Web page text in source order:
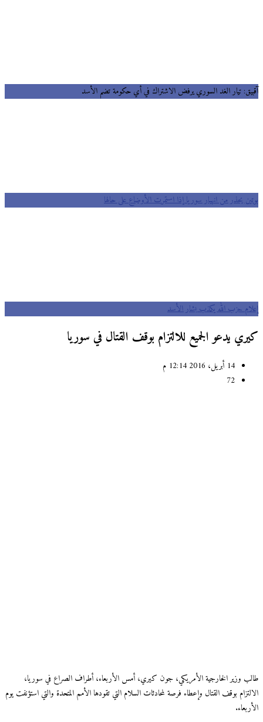
تيار الغد السوري يرفض الاشتراك في أي حكومة تضم الأسد
يحذر من انهيار سوريا إذا استمرت الأوضاع على حالها
حزب الله يكذب بشار الأسد
يدعو الجميع للالتزام بوقف القتال في سوريا
14 أبريل، 2016 12:14 م
72
وزير الخارجية الأمريكي، جون كيري، أمس الأربعاء، أطراف الصراع في سوريا،
بوقف القتال وإعطاء فرصة لمحادثات السلام التي تقودها الأمم المتحدة والتي استؤنفت يوم